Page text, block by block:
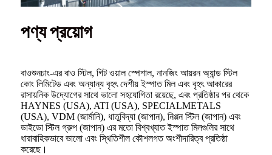
পণ্য প্রয়োগ
বাওশুনচাং-এর বাও স্টিল, গিট ওয়াল স্পেশাল, নানজিং আয়রন অ্যান্ড স্টিল
কোং লিমিটেড এবং অন্যান্য বৃহৎ দেশীয় ইস্পাত মিল এবং বৃহৎ আকারের
রাসায়নিক উদ্যোগের সাথে ভালো সহযোগিতা রয়েছে, এবং প্রতিষ্ঠার পর থেকে
HAYNES (USA), ATI (USA), SPECIALMETALS
(USA), VDM (জার্মানি), ধাতুবিদ্যা (জাপান), নিপ্পন স্টিল (জাপান) এবং
ডাইডো স্টিল গ্রুপ (জাপান) এর মতো বিশ্বখ্যাত ইস্পাত মিলগুলির সাথে
ধারাবাহিকভাবে ভালো এবং স্থিতিশীল কৌশলগত অংশীদারিত্ব প্রতিষ্ঠা
করেছে।